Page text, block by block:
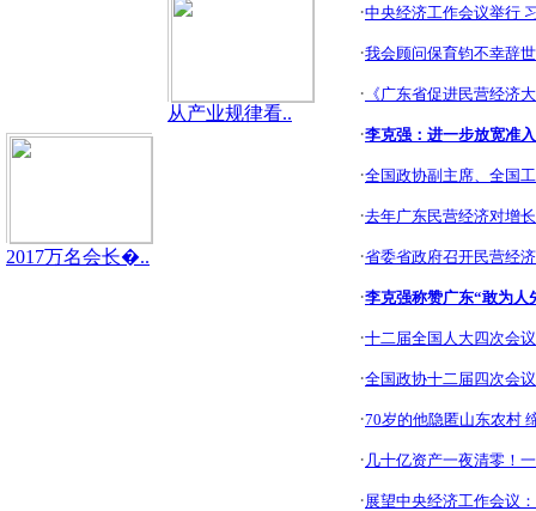
从产业规律看..
2017万名会长�..
·中央经济工作会议举行
·我会顾问保育钧不幸辞世
· 《广东省促进民营经济
·李克强：进一步放宽准
·全国政协副主席、全国
·去年广东民营经济对增
·省委省政府召开民营经
·李克强称赞广东“敢为人
·十二届全国人大四次会
·全国政协十二届四次会
·70岁的他隐匿山东农村
· 几十亿资产一夜清零！
·展望中央经济工作会议